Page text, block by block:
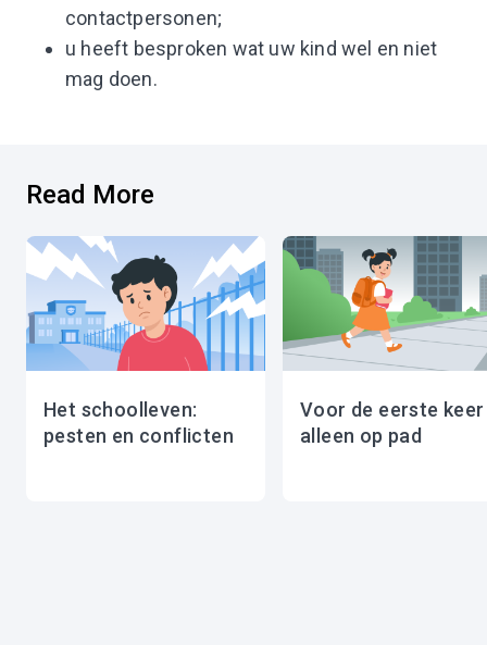
contactpersonen;
u heeft besproken wat uw kind wel en niet
mag doen.
Read More
Het schoolleven:
pesten en conflicten
Voor de eerste keer
alleen op pad